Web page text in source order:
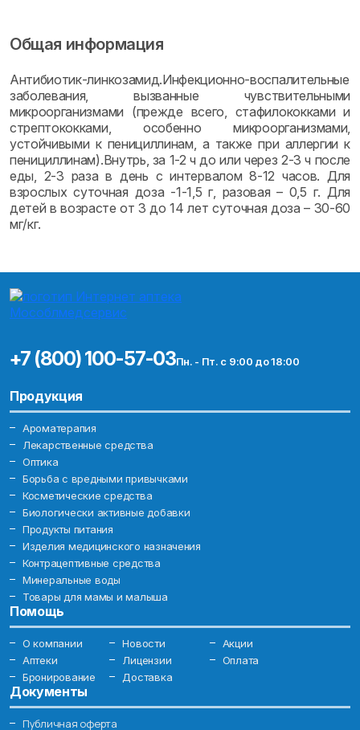
Общая информация
Антибиотик-линкозамид.Инфекционно-воспалительные
заболевания, вызванные чувствительными
микроорганизмами (прежде всего, стафилококками и
стрептококками, особенно микроорганизмами,
устойчивыми к пенициллинам, а также при аллергии к
пенициллинам).Внутрь, за 1-2 ч до или через 2-3 ч после
еды, 2-3 раза в день с интервалом 8-12 часов. Для
взрослых суточная доза -1-1,5 г, разовая – 0,5 г. Для
детей в возрасте от 3 до 14 лет суточная доза – 30-60
мг/кг.
+7 (800) 100-57-03Пн. - Пт. с 9:00 до 18:00
Продукция
Ароматерапия
Лекарственные средства
Оптика
Борьба с вредными привычками
Косметические средства
Биологически активные добавки
Продукты питания
Изделия медицинского назначения
Контрацептивные средства
Минеральные воды
Товары для мамы и малыша
Помощь
О компании Новости
Акции
Аптеки
Лицензии
Оплата
Бронирование
Доставка
Документы
Публичная оферта